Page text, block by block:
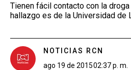
Tienen fácil contacto con la
hallazgo es de la Universidad de
NOTICIAS RCN
ago 19 de 201502:37 p. m.